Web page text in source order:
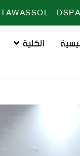
TAWASSOL
الكلية